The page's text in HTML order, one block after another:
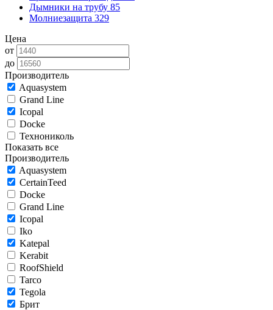
Дымники на трубу 85
Молниезащита 329
Цена
от
до
Производитель
Aquasystem
Grand Line
Icopal
Docke
Технониколь
Показать все
Производитель
Aquasystem
CertainTeed
Docke
Grand Line
Icopal
Iko
Katepal
Kerabit
RoofShield
Tarco
Tegola
Брит